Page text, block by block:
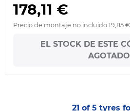
178,11 €
Precio de montaje no incluido 19,85 €
EL STOCK DE ESTE
AGOTADO
21 of 5 tyres